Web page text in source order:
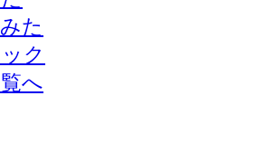
た
ク
へ